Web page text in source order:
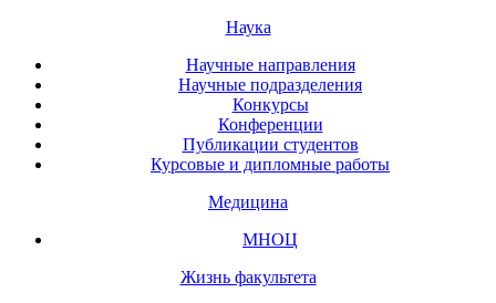
Наука
Научные направления
Научные подразделения
Конкурсы
Конференции
Публикации студентов
Курсовые и дипломные работы
Медицина
МНОЦ
Жизнь факультета